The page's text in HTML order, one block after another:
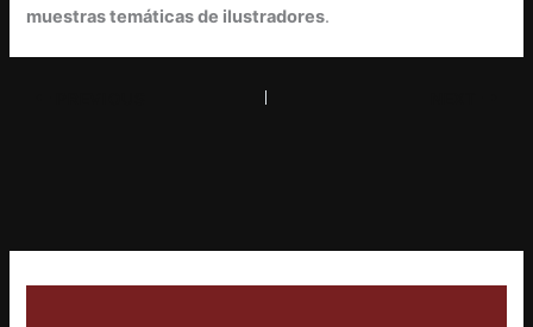
muestras temáticas de ilustradores.